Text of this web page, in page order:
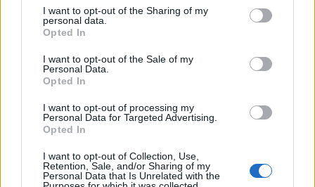
not limited to your visit or usage behaviour. You may click to
grant or deny consent to Google and its third-party tags to
use your data for below specified purposes in below Google
consent section.
I want to opt-out of the Sharing of my
personal data.
Opted In
I want to opt-out of the Sale of my
Personal Data.
Opted In
I want to opt-out of processing my
Personal Data for Targeted Advertising.
Opted In
I want to opt-out of Collection, Use,
Retention, Sale, and/or Sharing of my
Personal Data that Is Unrelated with the
d’élite de l’armée de l’air, Shaldag, ayant réussi à
« détruire les installations ». Selon l’OSDH, l’opération
aurait entraîné la mort de vingt-sept individus.
Il vous reste 41.29% de cet article à lire. La suite est